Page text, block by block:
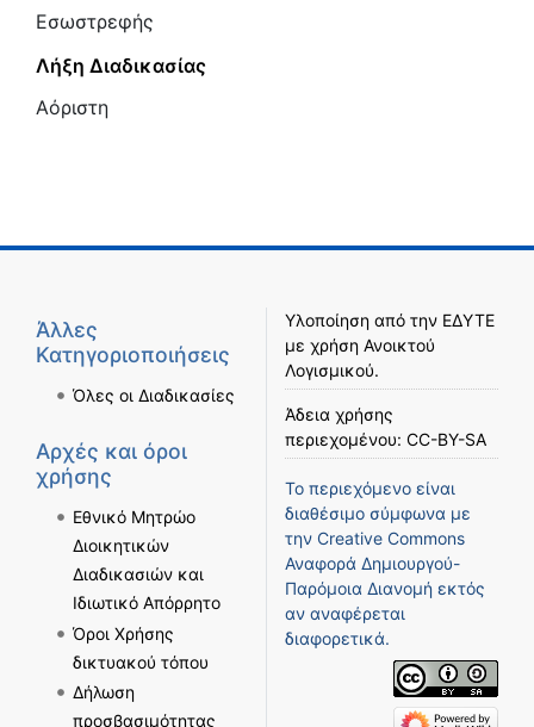
Εσωστρεφής
Λήξη Διαδικασίας
Αόριστη
Άλλες
Κατηγοριοποιήσεις
Όλες οι Διαδικασίες
Αρχές και όροι
χρήσης
Εθνικό Μητρώο
Διοικητικών
Διαδικασιών και
Ιδιωτικό Απόρρητο
Όροι Χρήσης
δικτυακού τόπου
Δήλωση
προσβασιμότητας
Υλοποίηση από την ΕΔΥΤΕ
με χρήση Ανοικτού
Λογισμικού.
Άδεια χρήσης
περιεχομένου: CC-BY-SA
Το περιεχόμενο είναι
διαθέσιμο σύμφωνα με
την Creative Commons
Αναφορά Δημιουργού-
Παρόμοια Διανομή εκτός
αν αναφέρεται
διαφορετικά.